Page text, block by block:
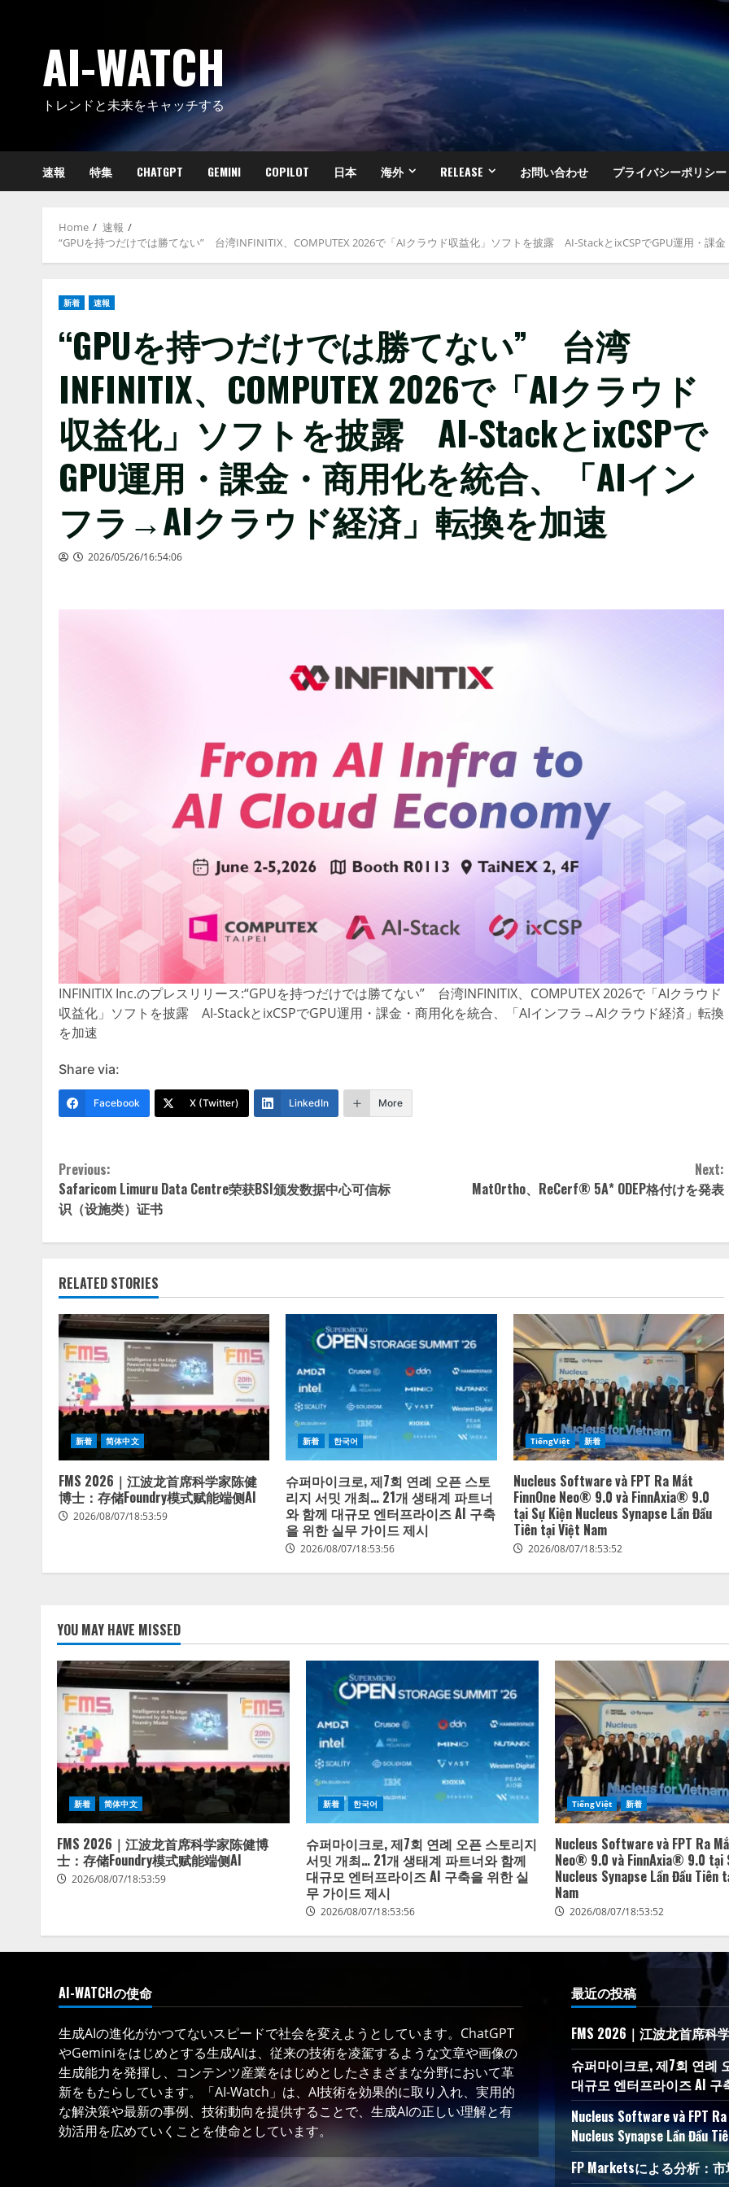
AI-WATCH
トレンドと未来をキャッチする
速報 特集 CHATGPT GEMINI COPILOT 日本 海外 RELEASE お問い合わせ プライバシーポリシー
Home
速報
“GPUを持つだけでは勝てない” 台湾INFINITIX、COMPUTEX 2026で「AIクラウド収益化」ソフトを披露 AI-StackとixCSPでGPU運用・課
新着 速報
“GPUを持つだけでは勝てない” 台湾
INFINITIX、COMPUTEX 2026で「AIクラウド
収益化」ソフトを披露 AI-StackとixCSPで
GPU運用・課金・商用化を統合、「AIイン
フラ→AIクラウド経済」転換を加速
2026/05/26/16:54:06
INFINITIX Inc.のプレスリリース:“GPUを持つだけでは勝てない” 台湾INFINITIX、COMPUTEX 2026で「AIクラウド
収益化」ソフトを披露 AI-StackとixCSPでGPU運用・課金・商用化を統合、「AIインフラ→AIクラウド経済」転換
を加速
Share via:
Facebook X (Twitter) LinkedIn More
Continue
Reading
Previous:
Safaricom Limuru Data Centre荣获BSI颁发数据中心可信标
识（设施类）证书
Next:
MatOrtho、ReCerf® 5A* ODEP格付けを発表
RELATED STORIES
新着 简体中文
FMS 2026｜江波龙首席科学家陈健
博士：存储Foundry模式赋能端侧AI
2026/08/07/18:53:59
新着 한국어
슈퍼마이크로, 제7회 연례 오픈 스토
리지 서밋 개최… 21개 생태계 파트너
와 함께 대규모 엔터프라이즈 AI 구축
을 위한 실무 가이드 제시
2026/08/07/18:53:56
TiếngViệt 新着
Nucleus Software và FPT Ra Mắt
FinnOne Neo® 9.0 và FinnAxia® 9.0
tại Sự Kiện Nucleus Synapse Lần Đầu
Tiên tại Việt Nam
2026/08/07/18:53:52
YOU MAY HAVE MISSED
新着 简体中文
FMS 2026｜江波龙首席科学家陈健博
士：存储Foundry模式赋能端侧AI
2026/08/07/18:53:59
新着 한국어
슈퍼마이크로, 제7회 연례 오픈 스토리지
서밋 개최… 21개 생태계 파트너와 함께
대규모 엔터프라이즈 AI 구축을 위한 실
무 가이드 제시
2026/08/07/18:53:56
TiếngViệt 新着
Nucleus Software và FPT Ra
Neo® 9.0 và FinnAxia® 9.0 tại
Nucleus Synapse Lần Đầu Tiên
Nam
2026/08/07/18:53:52
AI-WATCHの使命
生成AIの進化がかつてないスピードで社会を変えようとしています。ChatGPT
やGeminiをはじめとする生成AIは、従来の技術を凌駕するような文章や画像の
生成能力を発揮し、コンテンツ産業をはじめとしたさまざまな分野において革
新をもたらしています。「AI-Watch」は、AI技術を効果的に取り入れ、実用的
な解決策や最新の事例、技術動向を提供することで、生成AIの正しい理解と有
効活用を広めていくことを使命としています。
最近の投稿
FMS 2026｜江波龙首席科
슈퍼마이크로, 제7회 연례
대규모 엔터프라이즈 AI
Nucleus Software và FPT
Nucleus Synapse Lần Đầu
FP Marketsによる分析：